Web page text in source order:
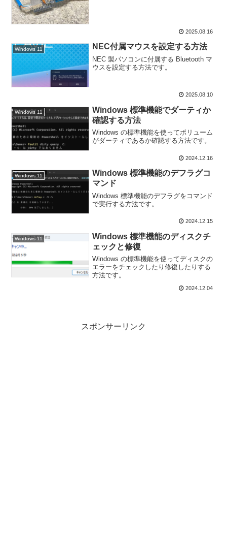
2025.08.16
Windows 11 NEC付属マウスを設定する方法
NEC 製パソコンに付属する Bluetooth マ
ウスを設定する方法です。
2025.08.10
Windows 11
Windows 標準機能でダーティか
確認する方法
Windows の標準機能を使ってボリューム
がダーティであるか確認する方法です。
2024.12.16
Windows 11
Windows 標準機能のデフラグコ
マンド
Windows 標準機能のデフラグをコマンド
で実行する方法です。
2024.12.15
Windows 11
Windows 標準機能のディスクチ
ェックと修復
Windows の標準機能を使ってディスクの
エラーをチェックしたり修復したりする
方法です。
2024.12.04
スポンサーリンク